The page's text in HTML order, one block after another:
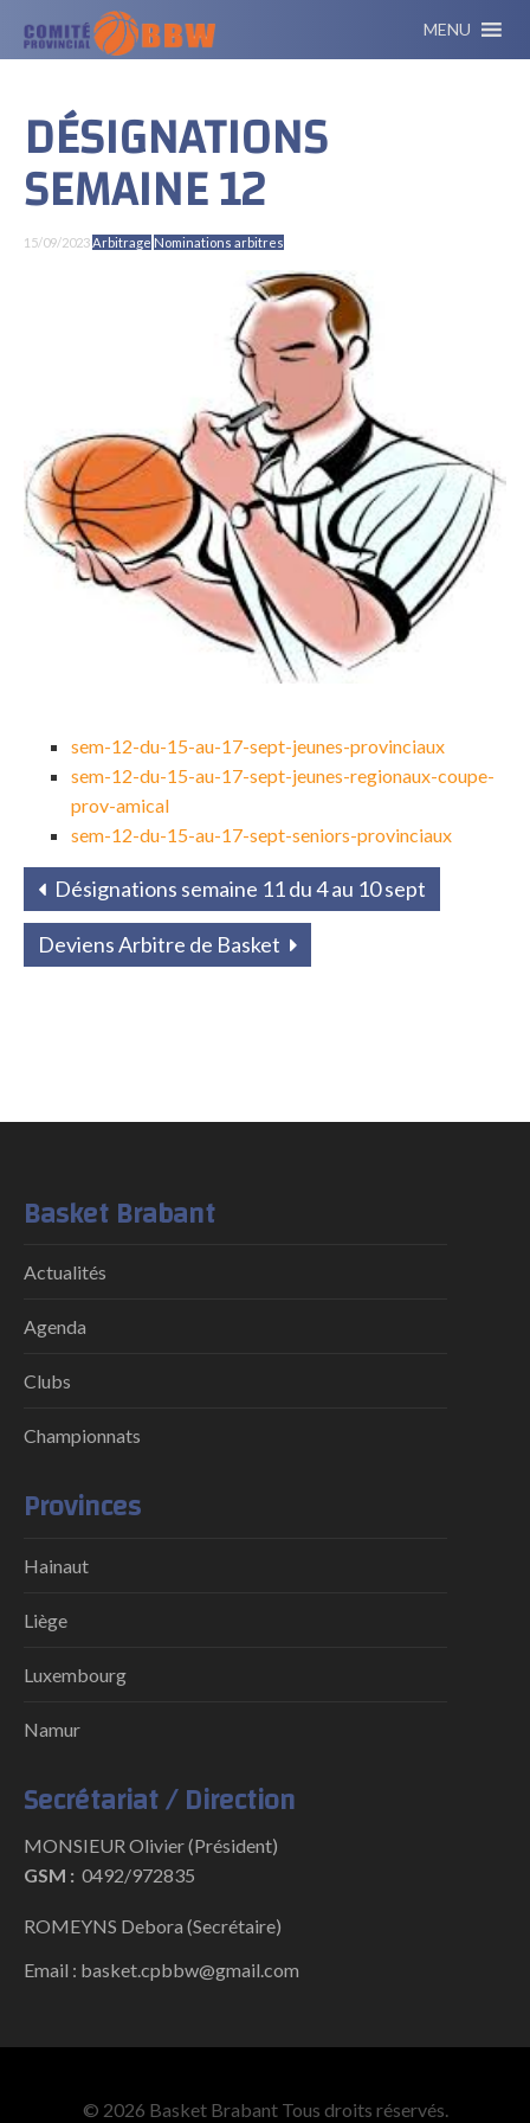
MENU
DÉSIGNATIONS
SEMAINE 12
15/09/2023 Arbitrage Nominations arbitres
sem-12-du-15-au-17-sept-jeunes-provinciaux
sem-12-du-15-au-17-sept-jeunes-regionaux-coupe-
prov-amical
sem-12-du-15-au-17-sept-seniors-provinciaux
Désignations semaine 11 du 4 au 10 sept
Deviens Arbitre de Basket
Basket Brabant
Actualités
Agenda
Clubs
Championnats
Provinces
Hainaut
Liège
Luxembourg
Namur
Secrétariat / Direction
MONSIEUR Olivier (Président)
GSM : 0492/972835
ROMEYNS Debora (Secrétaire)
Email : basket.cpbbw@gmail.com
© 2026 Basket Brabant Tous droits réservés.